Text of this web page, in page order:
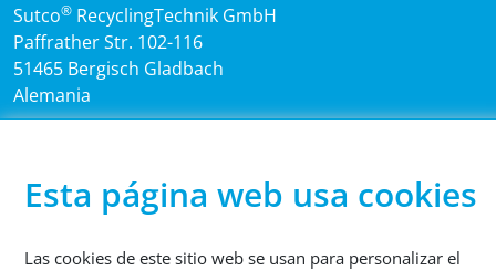
Esta página web usa cookies
Las cookies de este sitio web se usan para personalizar el
Sutco® RecyclingTechnik GmbH
Paffrather Str. 102-116
51465 Bergisch Gladbach
Alemania
+49 2202 2005 01